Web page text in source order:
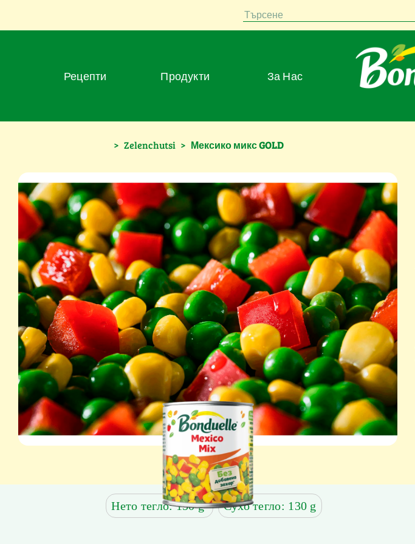
Търсене
Рецепти Продукти За Нас
> Zelenchutsi > Мексико микс GOLD
Нето тегло: 150 g Сухо тегло: 130 g